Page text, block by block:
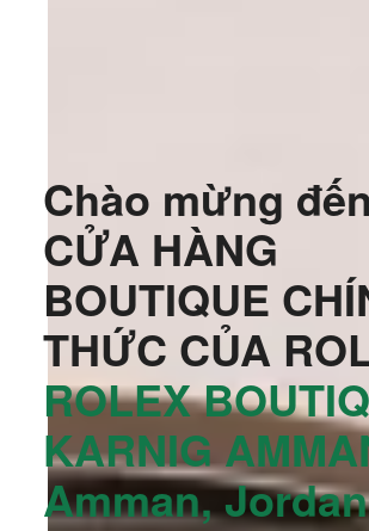
Chào mừng
CỬA HÀNG
BOUTIQUE
THỨC CỦA
‭ROLEX
KARNIG
Amman, Jordan